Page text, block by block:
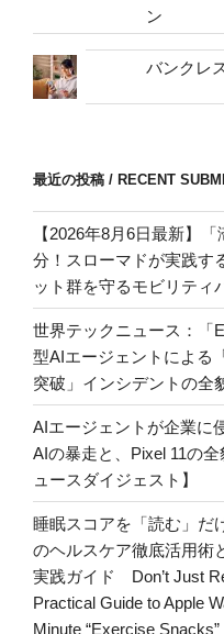
ン
バンクレ
最近の投稿 / RECENT
【2026年8月6日最新】
分！スローマドが実践す
ット群を守るモビリティ
世界テックニュース：「
型AIエージェントによる
突破」インシデントの全
AIエージェントが企業に
AIの暴走と、Pixel 11の
ュースダイジェスト】
睡眠スコアを「読む」だ
のヘルスケア徹底活用術
実践ガイド Don’t Just
Practical Guide to Apple
Minute “Exercise Snacks”